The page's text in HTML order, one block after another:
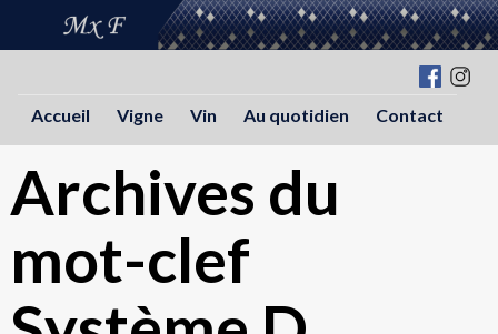
Accueil
Vigne Vin Au quotidien Contact
Archives du
mot-clef